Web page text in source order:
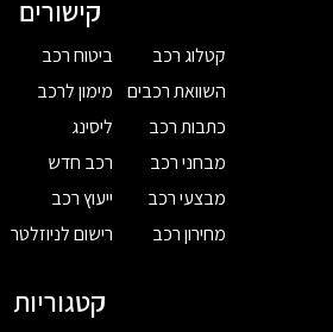
קישורים
קטלוג רכב
השוואת רכבים
כתבות רכב
מבחני רכב
מבצעי רכב
מחירון רכב
ביטוח רכב
מימון לרכב
ליסינג
רכב חדש
ייעוץ רכב
רישום לניוזלטר
קטגוריות